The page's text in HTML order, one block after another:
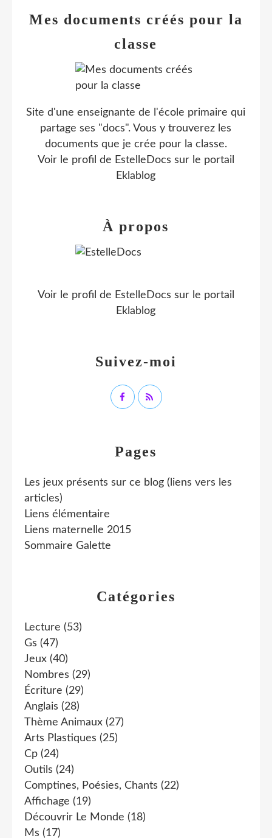
Catégories
Lecture (53)
Gs (47)
Jeux (40)
Nombres (29)
Écriture (29)
Anglais (28)
Thème Animaux (27)
Arts Plastiques (25)
Cp (24)
Outils (24)
Comptines, Poésies, Chants (22)
Affichage (19)
Découvrir Le Monde (18)
Ms (17)
Pages
Les jeux présents sur ce blog (liens vers les
articles)
Liens élémentaire
Liens maternelle 2015
Sommaire Galette
Mes documents créés pour la
classe
Site d'une enseignante de l'école primaire qui
partage ses "docs". Vous y trouverez les
documents que je crée pour la classe.
Voir le profil de EstelleDocs sur le portail
Eklablog
Suivez-moi
À propos
Voir le profil de EstelleDocs sur le portail
Eklablog